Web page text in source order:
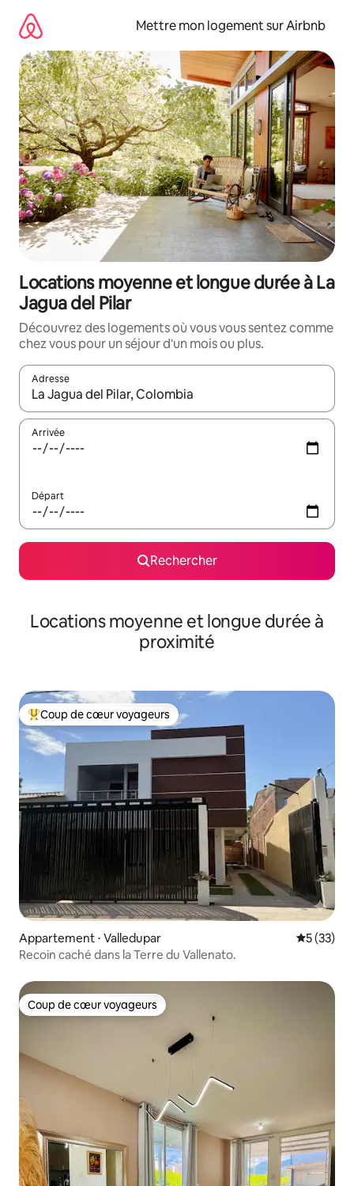
directement
contenu
Mettre mon logement sur Airbnb
Locations moyenne et longue durée à La
Jagua del Pilar
Découvrez des logements où vous vous sentez comme
chez vous pour un séjour d'un mois ou plus.
Adresse
Lorsque les résultats s'affichent, utilisez les flèches vers le
Arrivée
Départ
Rechercher
Locations moyenne et longue durée à
proximité
Coups de cœur voyageurs les plus appréciés
Coup de cœur voyageurs
Appartement ⋅ Valledupar
5 (33)
Recoin caché dans la Terre du Vallenato.
Coup de cœur voyageurs
Coup de cœur voyageurs